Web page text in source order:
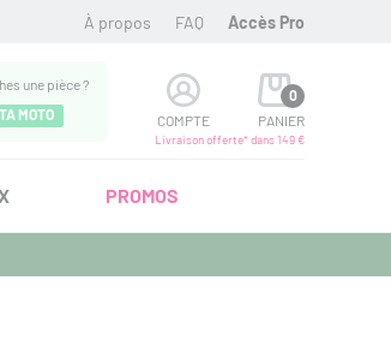
À propos FAQ Accès Pro
une pièce ?
MOTO
COMPTE
0
PANIER
Livraison offerte* dans 149 €
PROMOS